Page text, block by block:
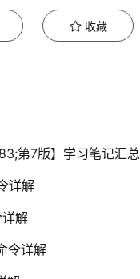
收藏
第7版】学习笔记汇总
详解
解
令详解